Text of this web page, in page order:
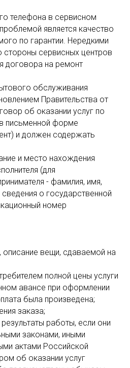
телефона в сервисном
является качество
по гарантии. Нередкими
стороны сервисных центров
договора на ремонт
обслуживания
Правительства от
об оказании услуг по
письменной форме
и должен содержать
и место нахождения
(для
- фамилия, имя,
сведения о государственной
номер
описание вещи, сдаваемой на
полной цены услуги
авансе при оформлении
была произведена;
заказа;
работы, если они
законами, иными
актами Российской
об оказании услуг